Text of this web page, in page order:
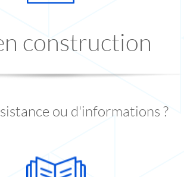
construction
ou d'informations ?